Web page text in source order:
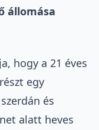
állomása
hogy a 21 éves
egy
és
alatt heves